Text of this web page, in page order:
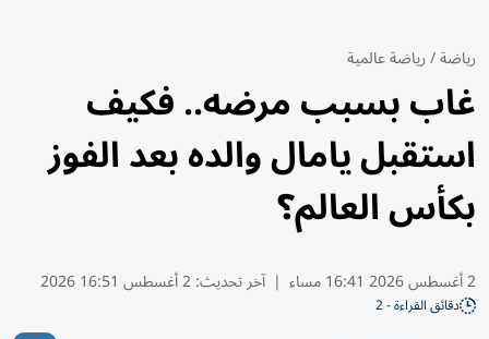
رياضة/رياضة عالمية
غاب بسبب مرضه.. فكيف
استقبل يامال والده بعد الفوز
بكأس العالم؟
2 أغسطس 2026 16:41 مساء | آخر تحديث:2 أغسطس 16:51 2026
دقائق القراءة - 2